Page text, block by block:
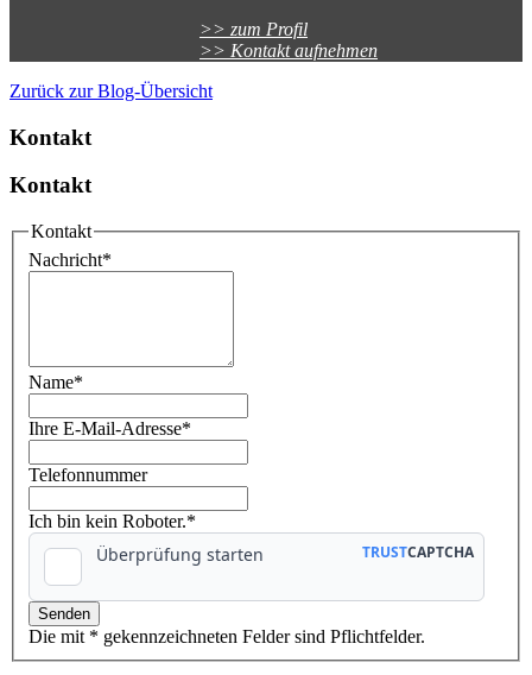
>> zum Profil
>> Kontakt aufnehmen
Zurück zur Blog-Übersicht
Kontakt
Kontakt
Kontakt
Nachricht*
Name*
Ihre E-Mail-Adresse*
Telefonnummer
Ich bin kein Roboter.*
Die mit * gekennzeichneten Felder sind Pflichtfelder.